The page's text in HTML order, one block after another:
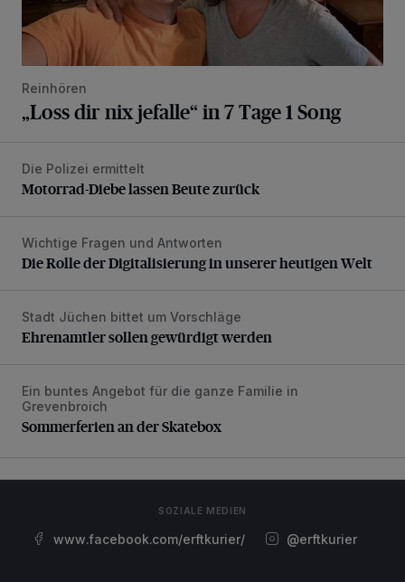
Reinhören
„Loss dir nix jefalle“ in 7 Tage 1 Song
Motorrad-Diebe lassen Beute zurück
Die Polizei ermittelt
Motorrad-Diebe lassen Beute zurück
Die Rolle der Digitalisierung in unserer heutigen Welt
Wichtige Fragen und Antworten
Die Rolle der Digitalisierung in unserer heutigen Welt
Ehrenamtler sollen gewürdigt werden
Stadt Jüchen bittet um Vorschläge
Ehrenamtler sollen gewürdigt werden
Sommerferien an der Skatebox
Ein buntes Angebot für die ganze Familie in
Grevenbroich
Sommerferien an der Skatebox
SOZIALE MEDIEN
www.facebook.com/erftkurier/ @erftkurier